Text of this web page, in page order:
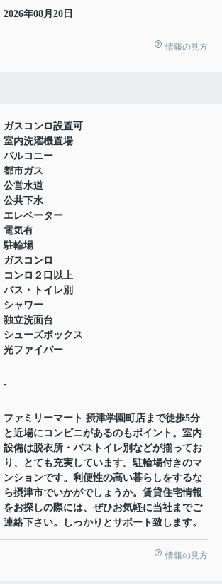
2026年08月20日
情報の見方
ガスコンロ設置可
室内洗濯機置場
バルコニー
都市ガス
公営水道
公共下水
エレベーター
電気有
駐輪場
ガスコンロ
コンロ２口以上
バス・トイレ別
シャワー
独立洗面台
シューズボックス
光ファイバー
-
ファミリーマート 摂津学園町店まで徒歩5分
と近場にコンビニがあるのもポイント。室内
設備は脱衣所・バストイレ別などが揃ってお
り、とても充実しています。駐輪場付きのマ
ンションです。利便性の高い暮らしをするな
ら摂津市でいかがでしょうか。賃貸住宅情報
をお探しの際には、ぜひお気軽に当社までご
連絡下さい。しっかりとサポート致します。
情報の見方